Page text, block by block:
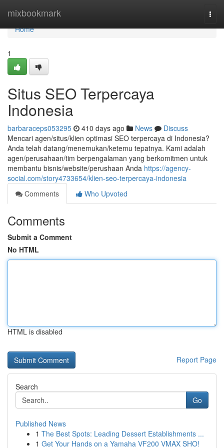
mixbookmark
Home
Home
1
Situs SEO Terpercaya
Indonesia
barbaraceps053295 410 days ago News
Discuss
Mencari agen/situs/klien optimasi SEO terpercaya di Indonesia?
Anda telah datang/menemukan/ketemu tepatnya. Kami adalah
agen/perusahaan/tim berpengalaman yang berkomitmen untuk
membantu bisnis/website/perushaan Anda https://agency-
social.com/story4733654/klien-seo-terpercaya-indonesia
Comments
Who Upvoted
Comments
Submit a Comment
No HTML
HTML is disabled
Report Page
Search
Go
Published News
1 The Best Spots: Leading Dessert Establishments ...
1 Get Your Hands on a Yamaha VF200 VMAX SHO!